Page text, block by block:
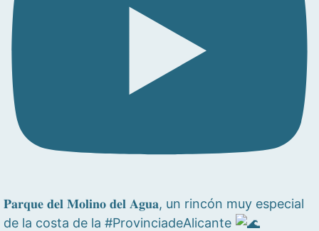
𝐏𝐚𝐫𝐪𝐮𝐞 𝐝𝐞𝐥 𝐌𝐨𝐥𝐢𝐧𝐨 𝐝𝐞𝐥 𝐀𝐠𝐮𝐚, un rincón muy especial
de la costa de la #ProvinciadeAlicante